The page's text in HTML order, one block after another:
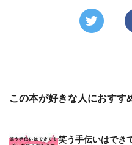
この本が好きな人におすす
笑う手伝いはでき